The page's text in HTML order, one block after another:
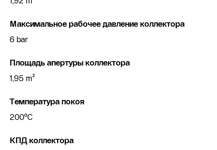
Максимальное рабочее давление коллектора
6 bar
Площадь апертуры коллектора
1,95 m²
Температура покоя
200°C
КПД коллектора